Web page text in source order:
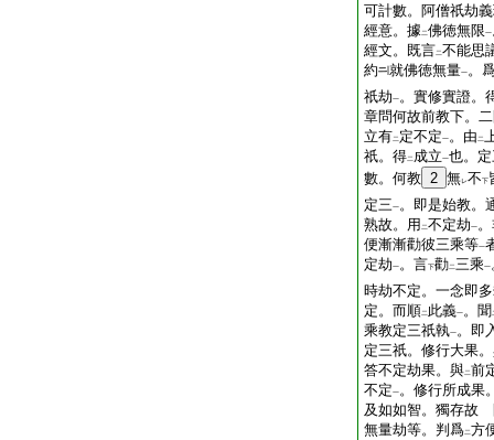
可計數。阿僧祇劫
經意。據二佛徳無限一
經文。既言二不能思
約
就佛徳無量一。
祇劫一。實修實證。
章問何故前教下。
立有二 定不定一。由 二
祇。得二 成立一也。
數。何教 2 無レ不下
定三一。即是始教。
熟故。用 二不定劫一
便漸漸勸彼三乘等一
定劫一。言下勸二三乘一
時劫不定。一念即
定。而順二 此義一。聞
乘教定三祇執一。即
定三祇。修行大果
答不定劫果。與二前
不定一。修行所成果
及如如智。獨存故
無量劫等。判爲二方